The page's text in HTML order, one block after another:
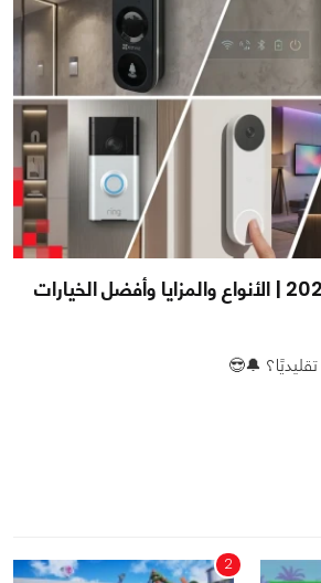
الأجراس الذكية في 2026 | الأنواع والمزايا وأفضل الخيارات
🔔😎
2